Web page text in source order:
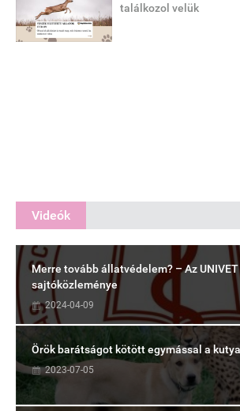
találkozol velük
Videók
Merre tovább állatvédelem? – Az UNIVET
sajtóközleménye
2024-04-09
Örök barátságot kötött egymással a
2023-07-05